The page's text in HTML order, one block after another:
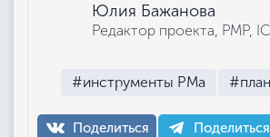
Юлия Бажанова
Редактор проекта, РМР,
#инструменты РМа
Поделиться
Поделиться